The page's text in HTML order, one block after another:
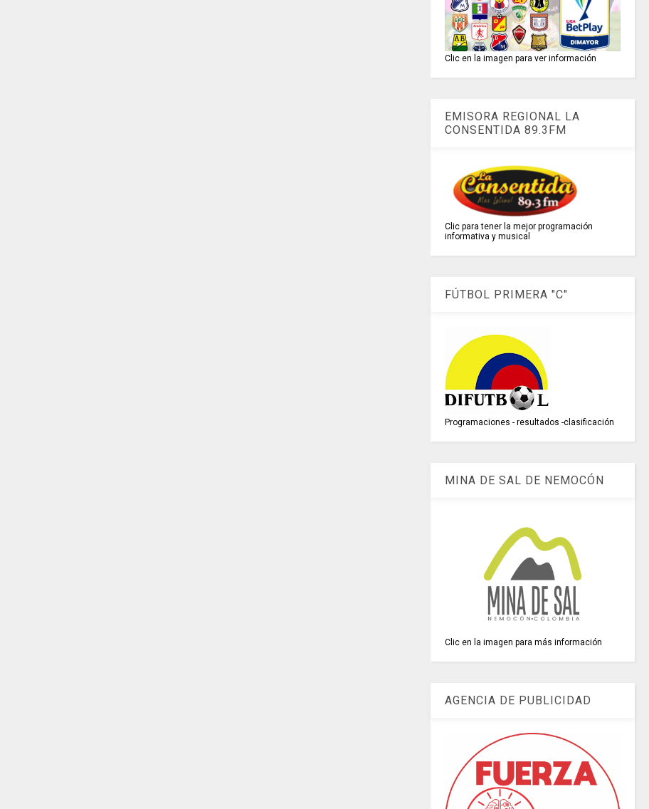
Clic en la imagen para ver información
EMISORA REGIONAL LA
CONSENTIDA 89.3FM
Clic para tener la mejor programación
informativa y musical
FÚTBOL PRIMERA "C"
Programaciones - resultados -clasificación
MINA DE SAL DE NEMOCÓN
Clic en la imagen para más información
AGENCIA DE PUBLICIDAD